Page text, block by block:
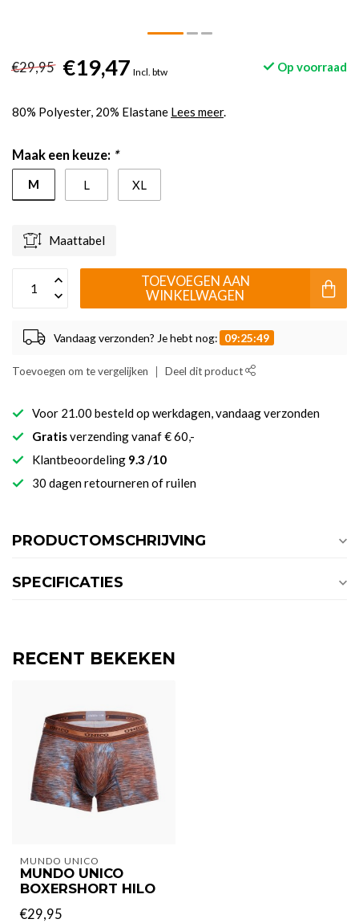
€29,95 €19,47 Incl. btw Op voorraad
80% Polyester, 20% Elastane Lees meer.
Maak een keuze: *
M L XL
Maattabel
TOEVOEGEN AAN
WINKELWAGEN
Vandaag verzonden? Je hebt nog: 09:25:49
Toevoegen om te vergelijken Deel dit product
Voor 21.00 besteld op werkdagen, vandaag verzonden
Gratisverzending vanaf € 60,-
Klantbeoordeling 9.3 /10
30 dagen retourneren of ruilen
PRODUCTOMSCHRIJVING
SPECIFICATIES
RECENT BEKEKEN
MUNDO UNICO
MUNDO UNICO
BOXERSHORT HILO
€29,95